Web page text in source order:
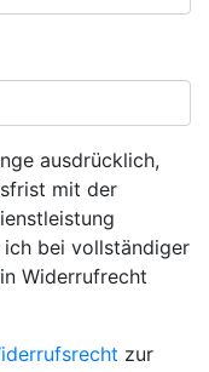
ausdrücklich,
mit der
bei vollständiger
Widerrufrecht
zur